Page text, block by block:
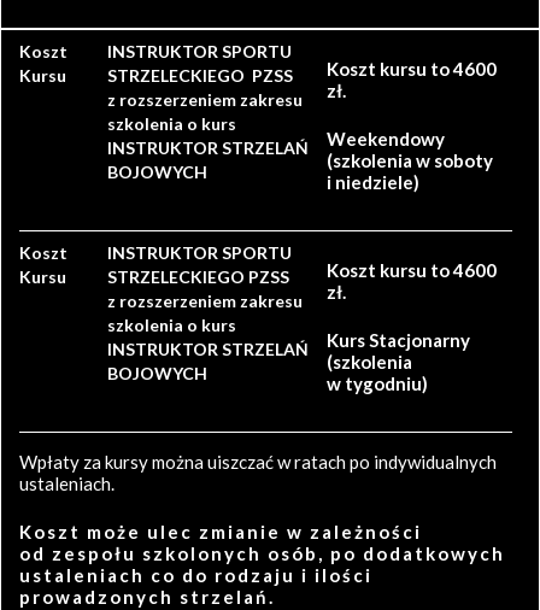
Koszt
Kursu
INSTRUKTOR SPORTU
STRZELECKIEGO PZSS
z rozszerzeniem zakresu
szkolenia o kurs
INSTRUKTOR STRZELAŃ
BOJOWYCH
Koszt kursu to 4600
zł.
Weekendowy
(szkolenia w soboty
i niedziele)
Koszt
Kursu
INSTRUKTOR SPORTU
STRZELECKIEGO PZSS
z rozszerzeniem zakresu
szkolenia o kurs
INSTRUKTOR STRZELAŃ
BOJOWYCH
Koszt kursu to 4600
zł.
Kurs Stacjonarny
(szkolenia
w tygodniu)
Wpłaty za kursy można uiszczać w ratach po indywidualnych
ustaleniach.
Koszt może ulec zmianie w zależności
od zespołu szkolonych osób, po dodatkowych
ustaleniach co do rodzaju i ilości
prowadzonych strzelań.